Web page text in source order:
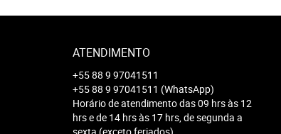
ATENDIMENTO
+55 88 9 97041511
+55 88 9 97041511 (WhatsApp)
Horário de atendimento das 09 hrs às 12
hrs e de 14 hrs às 17 hrs, de segunda a